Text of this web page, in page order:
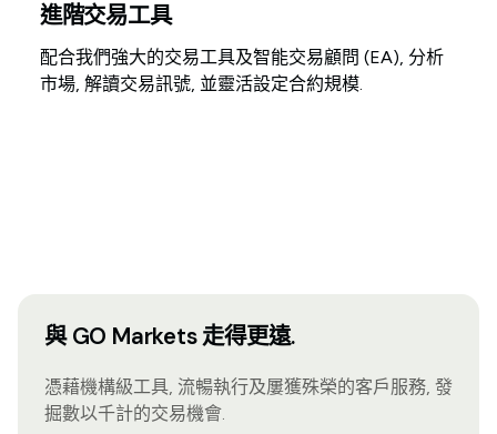
進階交易工具
配合我們強大的交易工具及智能交易顧問 (EA), 分析
市場, 解讀交易訊號, 並靈活設定合約規模.
與 GO Markets 走得更遠.
憑藉機構級工具, 流暢執行及屢獲殊榮的客戶服務, 發
掘數以千計的交易機會.